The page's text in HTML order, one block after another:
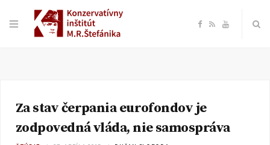
F
e
R Y
Za stav čerpania eurofondov je
zodpovedná vláda, nie samospráva